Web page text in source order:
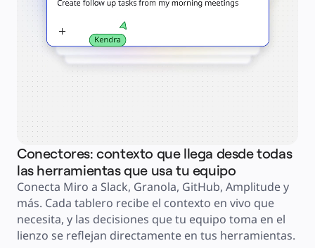
Comercio minorista
Ciencias de la vida y farmacéutica
Por equipo
Gestión de productos
Ingeniería
Liderazgo y operaciones de producto
Operaciones
Marketing
Por iniciativa estratégica
Sistema operativo de producto
Transformación con IA
Transformación de las formas de trabajo
Experiencia digital del empleado
Experiencia del cliente y diseño de servicios
Transformación en la nube y de software
Recursos
Aprendizaje
Historias de clientes
Academia
Webinarios
Reforge Learning
Comunidad y soporte
Conectores: contexto que llega desde todas
las herramientas que usa tu equipo
Conecta Miro a Slack, Granola, GitHub, Amplitude y
más. Cada tablero recibe el contexto en vivo que
necesita, y las decisiones que tu equipo toma en el
lienzo se reflejan directamente en tus herramientas.